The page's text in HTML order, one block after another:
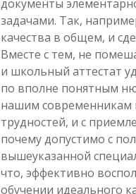
документы
задачами. Так,
качества в общем, и
Вместе с тем, не
и школьный аттестат
по вполне понятным
нашим современникам
трудностей, и с
почему допустимо с
вышеуказанной
что, эффективно
обучении идеального